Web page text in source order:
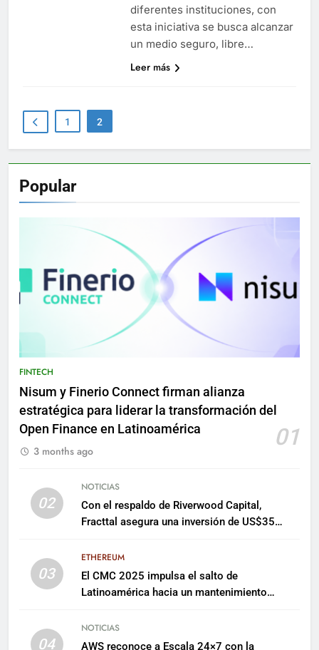
diferentes instituciones, con
esta iniciativa se busca alcanzar
un medio seguro, libre…
Leer más
1 2
Popular
FINTECH
Nisum y Finerio Connect firman alianza
estratégica para liderar la transformación del
Open Finance en Latinoamérica
01
3 months ago
02
NOTICIAS
Con el respaldo de Riverwood Capital,
Fracttal asegura una inversión de US$35
03
ETHEREUM
El CMC 2025 impulsa el salto de
Latinoamérica hacia un mantenimiento
04
NOTICIAS
AWS reconoce a Escala 24×7 con la